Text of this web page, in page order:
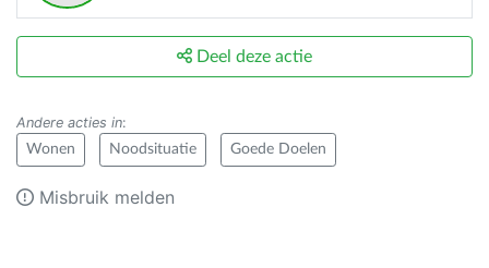
Deel deze actie
Andere acties in:
Wonen Noodsituatie Goede Doelen
Misbruik melden